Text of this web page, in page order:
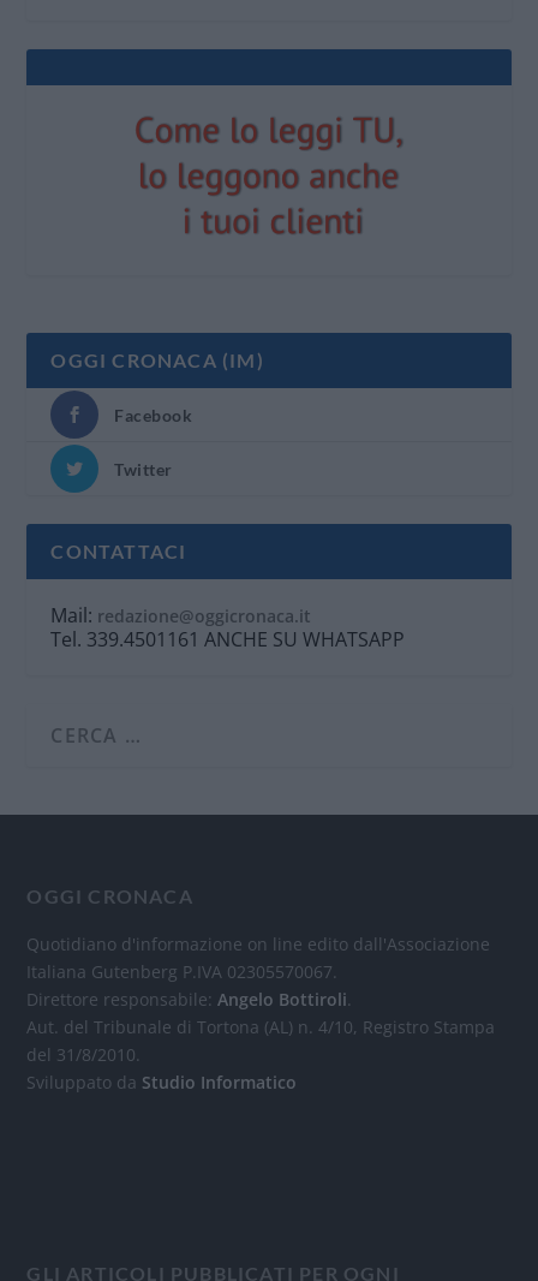
OGGI CRONACA (IM)
Facebook
Twitter
CONTATTACI
Mail: redazione@oggicronaca.it
Tel. 339.4501161 ANCHE SU WHATSAPP
OGGI CRONACA
Quotidiano d'informazione on line edito dall'Associazione
Italiana Gutenberg P.IVA 02305570067.
Direttore responsabile:Angelo Bottiroli.
Aut. del Tribunale di Tortona (AL) n. 4/10, Registro Stampa
del 31/8/2010.
Sviluppato da Studio Informatico
GLI ARTICOLI PUBBLICATI PER OGNI